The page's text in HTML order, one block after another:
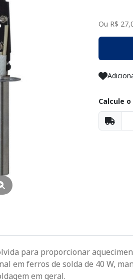
Ou R$
Calcule
para proporcionar
em ferros de solda de 40 W,
em geral.